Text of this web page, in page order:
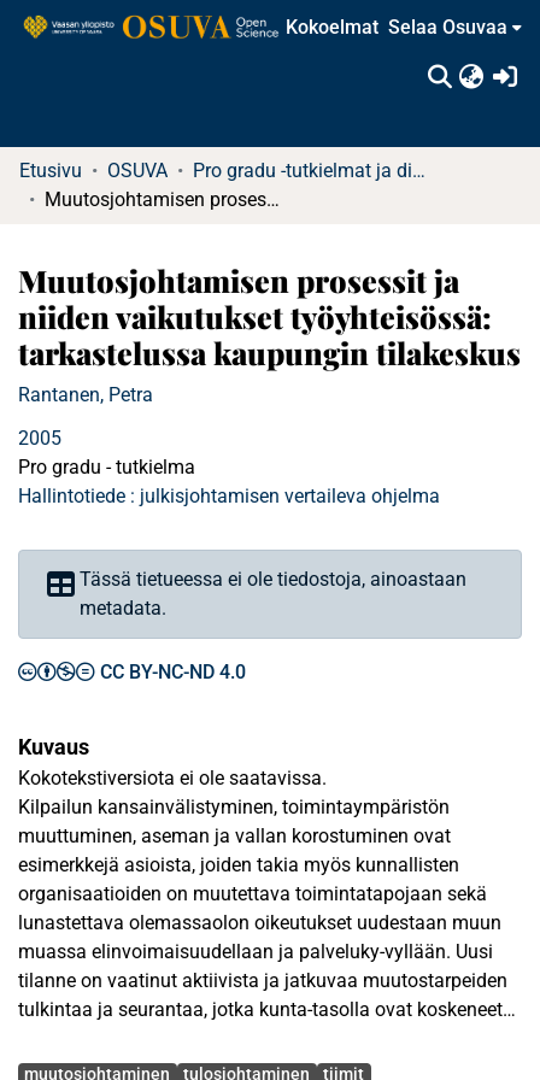
Kokoelmat Selaa Osuvaa
Etusivu OSUVA
Pro gradu -tutkielmat ja diplomityöt
Muutosjohtamisen prosessit ja niiden vaikutukset työyhteisössä: tarkastelussa kaupungin tilakeskus
Muutosjohtamisen prosessit ja
niiden vaikutukset työyhteisössä:
tarkastelussa kaupungin tilakeskus
Rantanen, Petra
2005
Pro gradu - tutkielma
Hallintotiede : julkisjohtamisen vertaileva ohjelma
Tässä tietueessa ei ole tiedostoja, ainoastaan
metadata.
CC BY-NC-ND 4.0
Kuvaus
Kokotekstiversiota ei ole saatavissa.
Kilpailun kansainvälistyminen, toimintaympäristön
muuttuminen, aseman ja vallan korostuminen ovat
esimerkkejä asioista, joiden takia myös kunnallisten
organisaatioiden on muutettava toimintatapojaan sekä
lunastettava olemassaolon oikeutukset uudestaan muun
muassa elinvoimaisuudellaan ja palveluky-vyllään. Uusi
tilanne on vaatinut aktiivista ja jatkuvaa muutostarpeiden
tulkintaa ja seurantaa, jotka kunta-tasolla ovat koskeneet
organisatorista muuttamista. Uusia johtamistapoja,
Avainsanat
muutosjohtaminen tulosjohtaminen tiimit